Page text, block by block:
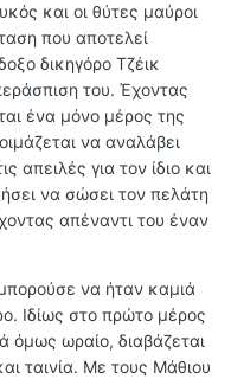
και οι θύτες μαύροι
που αποτελεί
δικηγόρο Τζέικ
του. Έχοντας
ένα μόνο μέρος της
να αναλάβει
απειλές για τον ίδιο και
να σώσει τον πελάτη
απέναντι του έναν
να ήταν καμιά
Ιδίως στο πρώτο μέρος
όμως ωραίο, διαβάζεται
ταινία. Με τους Μάθιου